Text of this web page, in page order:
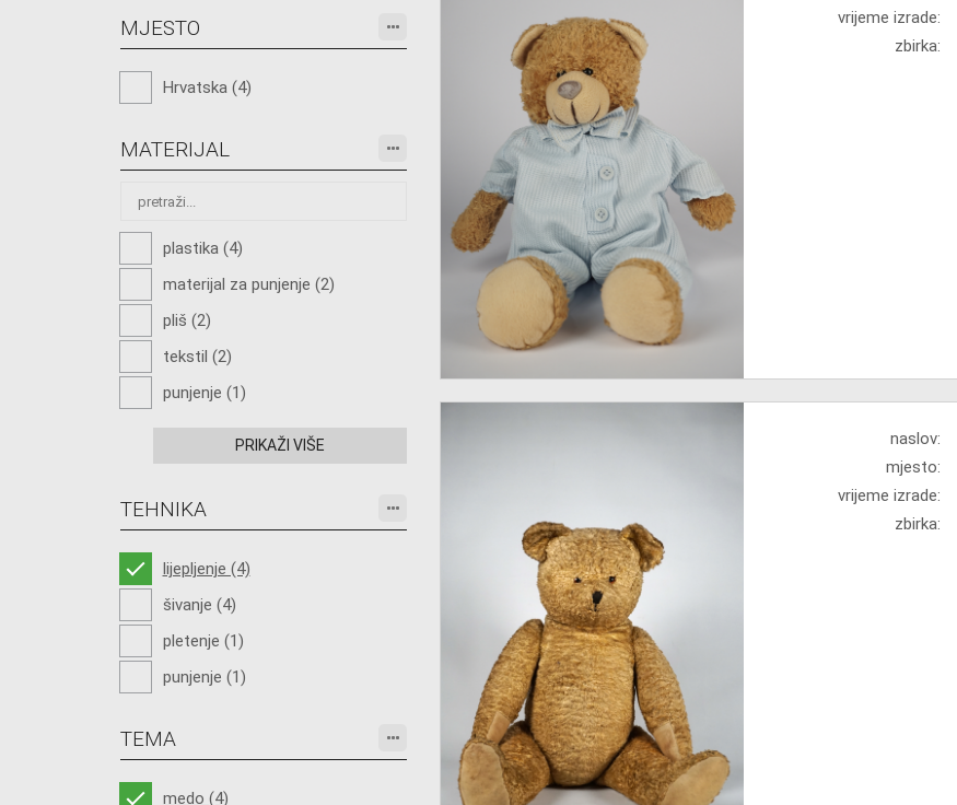
MJESTO
Hrvatska (4)
MATERIJAL
plastika (4)
materijal za punjenje (2)
pliš (2)
tekstil (2)
punjenje (1)
PRIKAŽI VIŠE
TEHNIKA
lijepljenje (4)
šivanje (4)
pletenje (1)
punjenje (1)
TEMA
medo (4)
vrijeme izrade:
zbirka:
naslov:
mjesto:
vrijeme izrade:
zbirka: